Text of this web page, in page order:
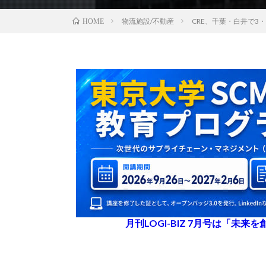
HOME 物流施設/不動産 CRE、千葉・白井で3
月刊LOGI-BIZ 7月号は「未来を